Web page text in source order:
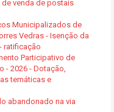
de venda de postais
Municipalizados de
Vedras - Isenção da
ratificação
Participativo de
- 2026 - Dotação,
temáticas e
abandonado na via